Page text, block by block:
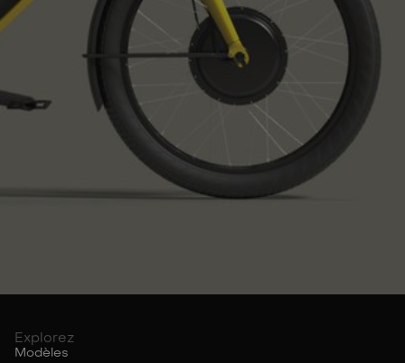
Explorez
Modèles